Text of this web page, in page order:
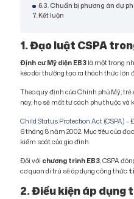
6.3. Chuẩn bị phương án dự
7. Kết luận
1. Đạo luật CSPA
Định cư Mỹ diện EB3 là một trong
kéo dài thường tạo ra thách thức lớn
Theo quy định của Chính phủ Mỹ,
này, họ sẽ mất tư cách phụ thuộc và
Child Status Protection Act (CSPA) –
6 tháng 8 năm 2002. Mục tiêu của
kiểm soát của gia đình.
Đối với chương trình EB3, CSPA
cơ quan di trú sẽ áp dụng công thức
2. Điều kiện áp dụng